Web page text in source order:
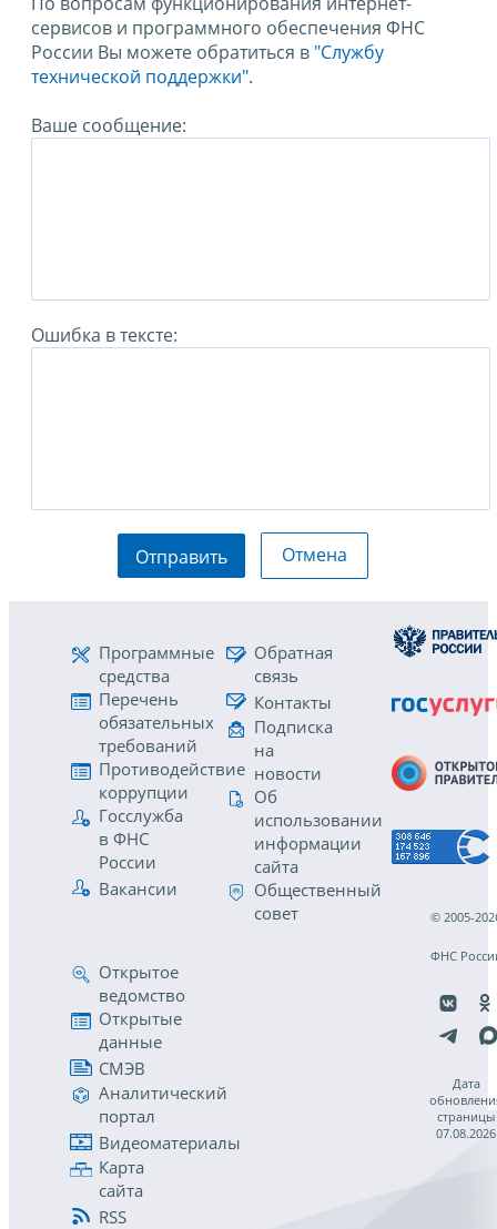
сервисов и программного обеспечения ФНС
России Вы можете обратиться в "Службу
технической поддержки".
Ваше сообщение:
Ошибка в тексте:
Отправить Отмена
Программные
средства
Перечень
обязательных
требований
Противодействие
коррупции
Госслужба
в ФНС
России
Вакансии
Обратная
связь
Контакты
Подписка
на
новости
Об
использовании
информации
сайта
Общественный
совет
Открытое
ведомство
Открытые
данные
СМЭВ
Аналитический
портал
Видеоматериалы
Карта
сайта
RSS
© 2005-
ФНС
Дата
страницы
07.08.2026